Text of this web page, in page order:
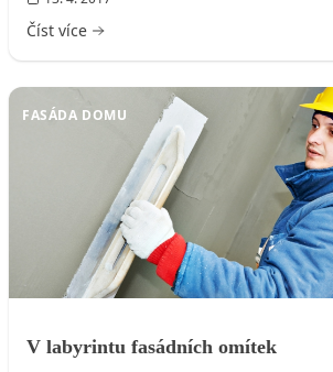
Číst více
FASÁDA DOMU
V labyrintu fasádních omítek